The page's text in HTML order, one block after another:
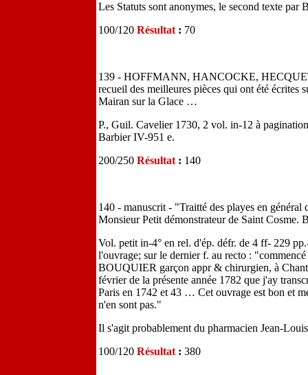
Les Statuts sont anonymes, le second texte par
100/120 Résultat : 70
139 - HOFFMANN, HANCOCKE,
recueil des meilleures pièces qui ont été écrites
Mairan sur la Glace …
P., Guil. Cavelier 1730, 2 vol. in-12 à
Barbier IV-951 e.
200/250 Résultat : 140
140 - manuscrit - "Traitté des playes en général
Monsieur Petit démonstrateur de Saint Cosme.
Vol. petit in-4° en rel. d'ép. défr. de 4 ff- 229
l'ouvrage; sur le dernier f. au recto :
BOUQUIER garçon appr & chirurgien, à
février de la présente année 1782 que j'ay
Paris en 1742 et 43 … Cet ouvrage est bon et
n'en sont pas."
Il s'agit probablement du pharmacien Jean-
100/120 Résultat : 380